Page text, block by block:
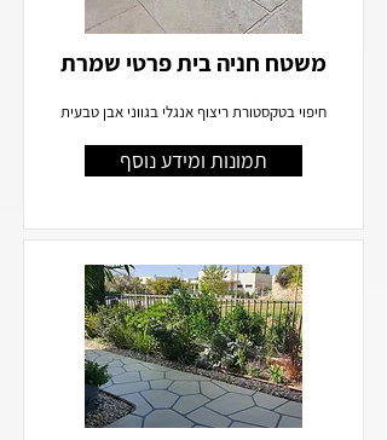
משטח חניה בית פרטי שמרת
חיפוי בטקסטורת ריצוף אנגלי בגווני אבן טבעית
תמונות ומידע נוסף